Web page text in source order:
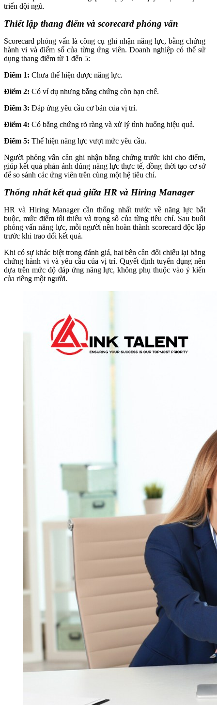
triển đội ngũ.
Thiết lập thang điểm và scorecard phỏng vấn
Scorecard phỏng vấn là công cụ ghi nhận năng lực, bằng chứng
hành vi và điểm số của từng ứng viên. Doanh nghiệp có thể sử
dụng thang điểm từ 1 đến 5:
Điểm 1: Chưa thể hiện được năng lực.
Điểm 2: Có ví dụ nhưng bằng chứng còn hạn chế.
Điểm 3: Đáp ứng yêu cầu cơ bản của vị trí.
Điểm 4: Có bằng chứng rõ ràng và xử lý tình huống hiệu quả.
Điểm 5: Thể hiện năng lực vượt mức yêu cầu.
Người phỏng vấn cần ghi nhận bằng chứng trước khi cho điểm,
giúp kết quả phản ánh đúng năng lực thực tế, đồng thời tạo cơ sở
để so sánh các ứng viên trên cùng một hệ tiêu chí.
Thống nhất kết quả giữa HR và Hiring Manager
HR và Hiring Manager cần thống nhất trước về năng lực bắt
buộc, mức điểm tối thiểu và trọng số của từng tiêu chí. Sau buổi
phỏng vấn năng lực, mỗi người nên hoàn thành scorecard độc lập
trước khi trao đổi kết quả.
Khi có sự khác biệt trong đánh giá, hai bên cần đối chiếu lại bằng
chứng hành vi và yêu cầu của vị trí. Quyết định tuyển dụng nên
dựa trên mức độ đáp ứng năng lực, không phụ thuộc vào ý kiến
của riêng một người.